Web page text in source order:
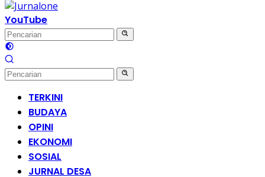
YouTube
TERKINI
BUDAYA
OPINI
EKONOMI
SOSIAL
JURNAL DESA